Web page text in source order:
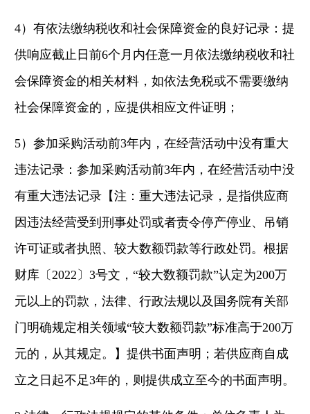
4）有依法缴纳税收和社会保障资金的良好记录：提
供响应截止日前6个月内任意一月依法缴纳税收和社
会保障资金的相关材料，如依法免税或不需要缴纳
社会保障资金的，应提供相应文件证明；
5）参加采购活动前3年内，在经营活动中没有重大
违法记录：参加采购活动前3年内，在经营活动中没
有重大违法记录【注：重大违法记录，是指供应商
因违法经营受到刑事处罚或者责令停产停业、吊销
许可证或者执照、较大数额罚款等行政处罚。根据
财库〔2022〕3号文，“较大数额罚款”认定为200万
元以上的罚款，法律、行政法规以及国务院有关部
门明确规定相关领域“较大数额罚款”标准高于200万
元的，从其规定。】提供书面声明；若供应商自成
立之日起不足3年的，则提供成立至今的书面声明。